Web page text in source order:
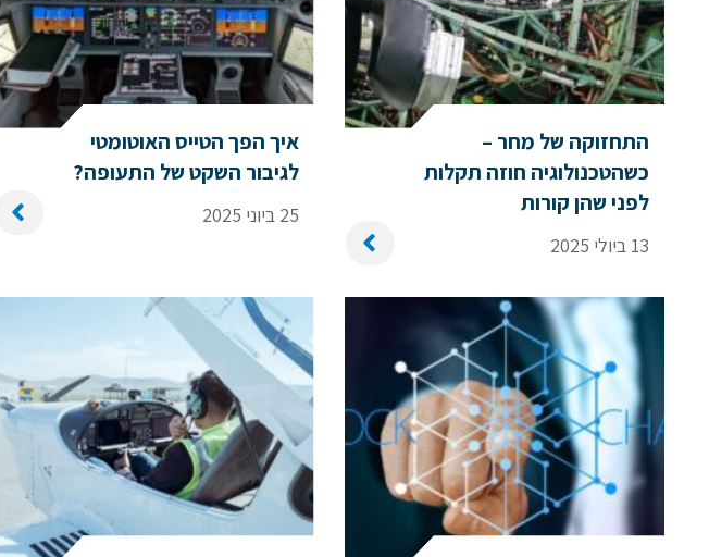
התחזוקה של מחר –
כשהטכנולוגיה חוזה תקלות
לפני שהן קורות
13 ביולי 2025
איך הפך הטייס האוטומטי
לגיבור השקט של התעופה?
25 ביוני 2025
אם הגעתם לפה,
סימן שאתם מעוניינים
בפרטים נוספים.
נשמח לשוחח אתכם, לענות על כל שאלה
ולעזור לכם להגשים את החלומות שלכם בעולם
התעופה. השאירו לנו פרטים ונחזור אליכם.